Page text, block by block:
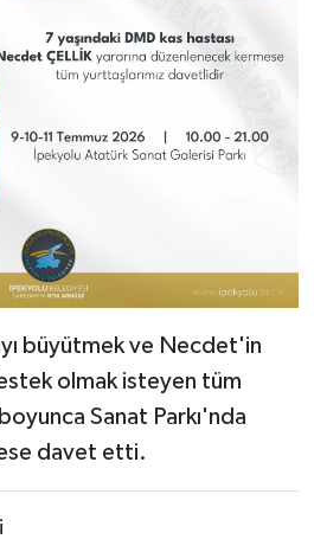
büyütmek ve Necdet'in
olmak isteyen tüm
Sanat Parkı'nda
davet etti.